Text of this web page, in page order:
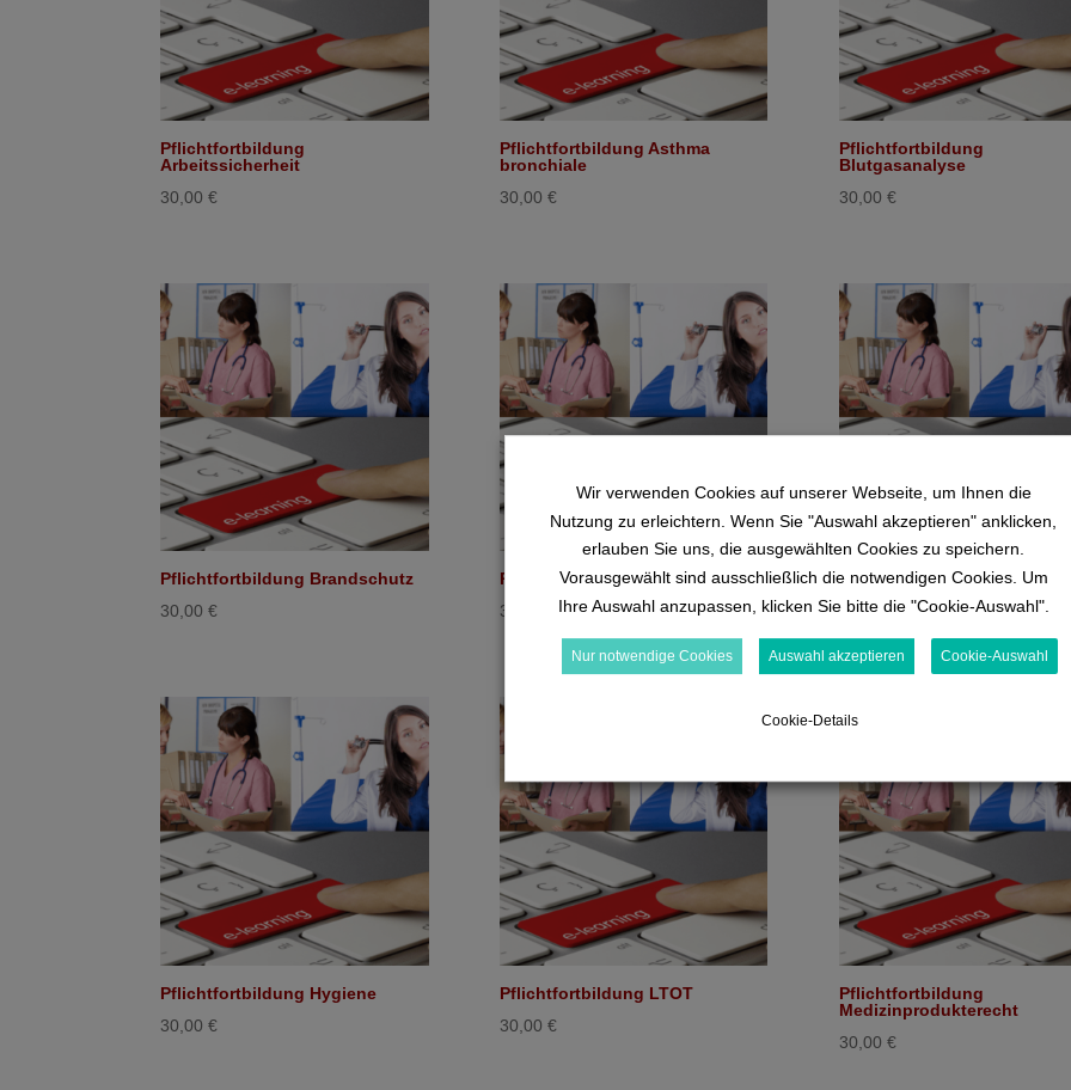
Pflichtfortbildung
Arbeitssicherheit
30,00€
Pflichtfortbildung Asthma
bronchiale
30,00 €
Pflichtfortbildung
Blutgasanalyse
30,00 €
Pflichtfortbildung Brandschutz
30,00€
Pflichtfortbildung COPD
30,00
Pflichtfortbildung
30,00€
Pflichtfortbildung Hygiene
30,00€
Pflichtfortbildung LTOT
30,00 €
Pflichtfortbildung
Medizinprodukterecht
30,00 €
Wir verwenden Cookies auf unserer Webseite, um Ihnen die
Nutzung zu erleichtern. Wenn Sie "Auswahl akzeptieren" anklicken,
erlauben Sie uns, die ausgewählten Cookies zu speichern.
Vorausgewählt sind ausschließlich die notwendigen Cookies. Um
Ihre Auswahl anzupassen, klicken Sie bitte die "Cookie-Auswahl".
Nur notwendige Cookies Auswahl akzeptieren Cookie-Auswahl
Cookie-Details